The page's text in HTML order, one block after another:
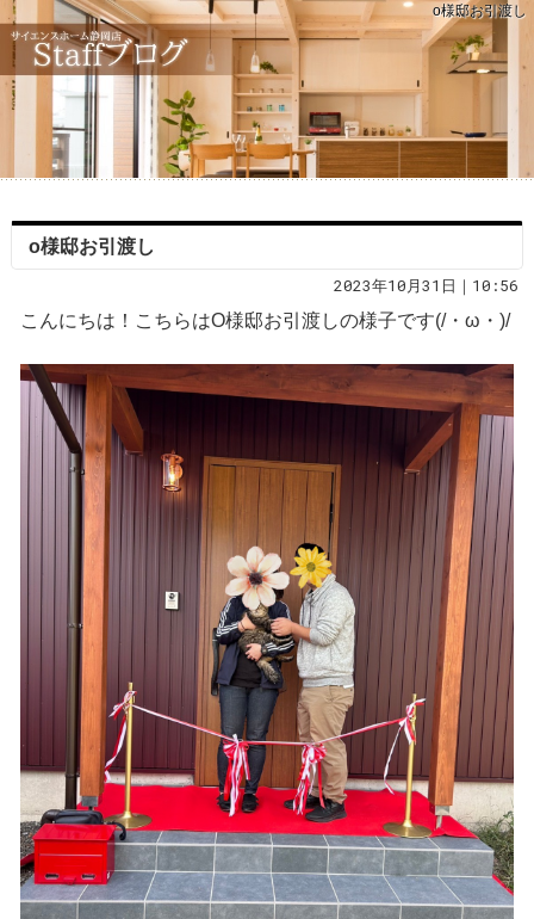
o様邸お引渡し
o様邸お引渡し
2023年10月31日｜10:56
こんにちは！こちらはO様邸お引渡しの様子です(/・ω・)/